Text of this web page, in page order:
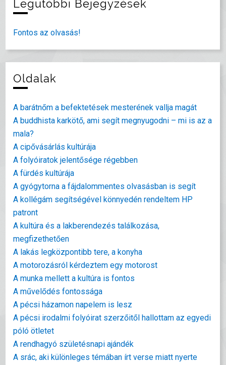
Legutóbbi Bejegyzések
Fontos az olvasás!
Oldalak
A barátnőm a befektetések mesterének vallja magát
A buddhista karkötő, ami segít megnyugodni – mi is az a
mala?
A cipővásárlás kultúrája
A folyóiratok jelentősége régebben
A fürdés kultúrája
A gyógytorna a fájdalommentes olvasásban is segít
A kollégám segítségével könnyedén rendeltem HP
patront
A kultúra és a lakberendezés találkozása,
megfizethetően
A lakás legközpontibb tere, a konyha
A motorozásról kérdeztem egy motorost
A munka mellett a kultúra is fontos
A művelődés fontossága
A pécsi házamon napelem is lesz
A pécsi irodalmi folyóirat szerzőitől hallottam az egyedi
póló ötletet
A rendhagyó születésnapi ajándék
A srác, aki különleges témában írt verse miatt nyerte